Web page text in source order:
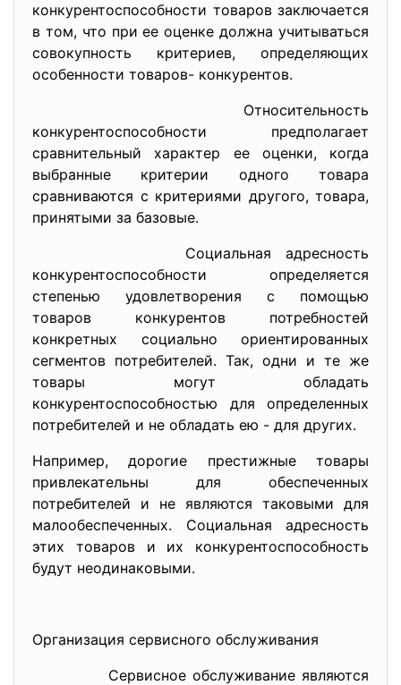
конкурентоспособности товаров заключается
в том, что при ее оценке должна учитываться
совокупность критериев, определяющих
особенности товаров- конкурентов.
Относительность
конкурентоспособности предполагает
сравнительный характер ее оценки, когда
выбранные критерии одного товара
сравниваются с критериями другого, товара,
принятыми за базовые.
Социальная адресность
конкурентоспособности определяется
степенью удовлетворения с помощью
товаров конкурентов потребностей
конкретных социально ориентированных
сегментов потребителей. Так, одни и те же
товары могут обладать
конкурентоспособностью для определенных
потребителей и не обладать ею - для других.
Например, дорогие престижные товары
привлекательны для обеспеченных
потребителей и не являются таковыми для
малообеспеченных. Социальная адресность
этих товаров и их конкурентоспособность
будут неодинаковыми.
Организация сервисного обслуживания
Сервисное обслуживание являются